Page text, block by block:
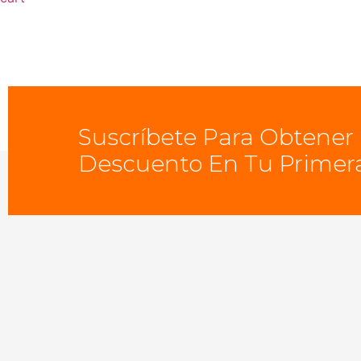
Suscríbete Para Obtener
Descuento En Tu